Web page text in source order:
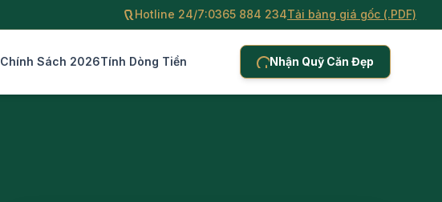
Hotline 24/7:0365 884 234Tải bảng giá gốc (.PDF)
Chính Sách 2026Tính Dòng Tiền Nhận Quỹ Căn Đẹp